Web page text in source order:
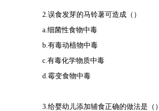
2.误食发芽的马铃薯可造成（）
a.细菌性食物中毒
b.有毒动植物中毒
c.有毒化学物质中毒
d.霉变食物中毒
3.给婴幼儿添加辅食正确的做法是（）